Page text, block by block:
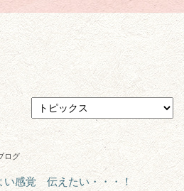
ログ
い感覚 伝えたい・・・！